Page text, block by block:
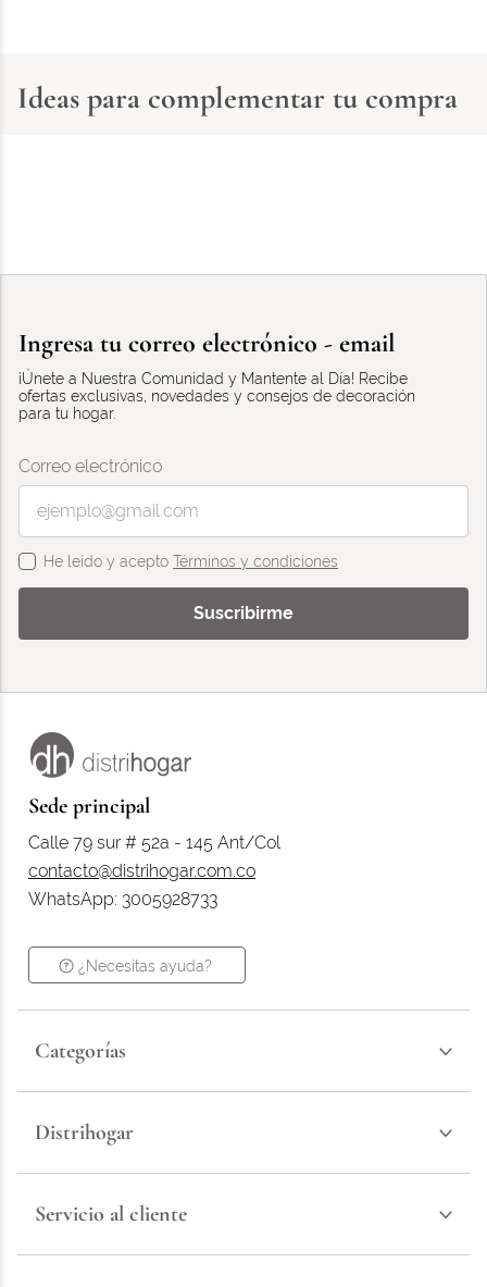
Ideas para complementar tu compra
Ingresa tu correo electrónico - email
¡Únete a Nuestra Comunidad y Mantente al Día! Recibe
ofertas exclusivas, novedades y consejos de decoración
para tu hogar.
Correo electrónico
He leído y aceptoTérminos y condiciones
Suscribirme
Sede principal
Calle 79 sur # 52a - 145 Ant/Col
contacto@distrihogar.com.co
WhatsApp: 3005928733
¿Necesitas ayuda?
Categorías
Distrihogar
Servicio al cliente